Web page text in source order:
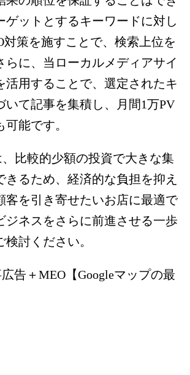
ゲットとするキーワードに対し
対策を施すことで、検索上位を
らに、当ローカルメディアサイ
活用することで、選定されたキ
いて記事を集積し、月間1万PV
能です。
比較的少額の投資で大きな集
きるため、経済的な負担を抑え
客を引き寄せたいお店に最適で
ジネスをさらに前進させる一歩
討ください。
告＋MEO【Googleマップの最